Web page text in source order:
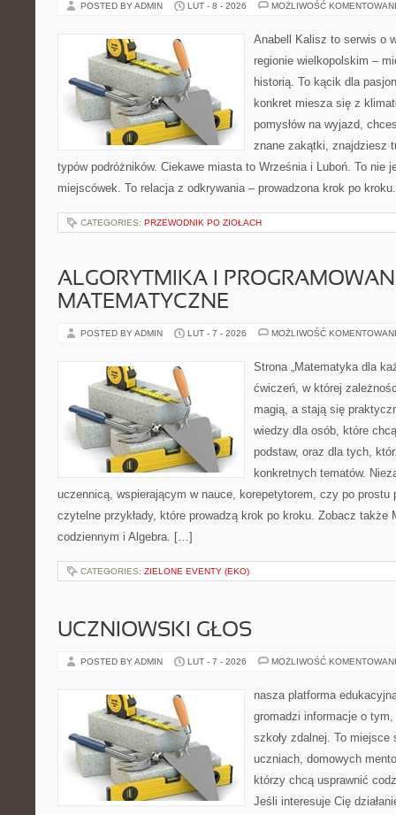
POSTED BY ADMIN LUT - 8 - 2026 MOŻLIWOŚĆ
Anabell Kalisz to serwis o
regionie wielkopolskim –
historią. To kącik dla
konkret miesza się z
pomysłów na wyjazd,
znane zakątki, znajdziesz
typów podróżników. Ciekawe miasta to Września i Luboń. To nie
miejscówek. To relacja z odkrywania – prowadzona krok po
CATEGORIES: PRZEWODNIK PO ZIOŁACH
ALGORYTMIKA I
MATEMATYCZNE
POSTED BY ADMIN LUT - 7 - 2026 MOŻLIWOŚĆ
Strona „Matematyka dla
ćwiczeń, w której
magią, a stają się
wiedzy dla osób, które
podstaw, oraz dla tych,
konkretnych tematów.
uczennicą, wspierającym w nauce, korepetytorem, czy po prostu
czytelne przykłady, które prowadzą krok po kroku. Zobacz także
codziennym i Algebra. […]
CATEGORIES: ZIELONE EVENTY (EKO)
UCZNIOWSKI GŁOS
POSTED BY ADMIN LUT - 7 - 2026 MOŻLIWOŚĆ
nasza platforma
gromadzi informacje o
szkoły zdalnej. To
uczniach, domowych
którzy chcą usprawnić
Jeśli interesuje Cię